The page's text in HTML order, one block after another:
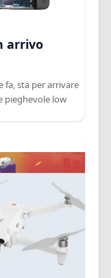
arrivo
fa, sta per arrivare
pieghevole low